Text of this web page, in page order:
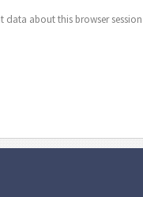
data about this browser session